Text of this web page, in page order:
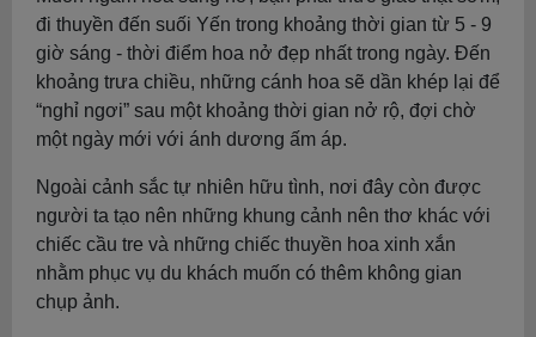
đi thuyền đến suối Yến trong khoảng thời gian từ 5 - 9
giờ sáng - thời điểm hoa nở đẹp nhất trong ngày. Đến
khoảng trưa chiều, những cánh hoa sẽ dần khép lại để
“nghỉ ngơi” sau một khoảng thời gian nở rộ, đợi chờ
một ngày mới với ánh dương ấm áp.
Ngoài cảnh sắc tự nhiên hữu tình, nơi đây còn được
người ta tạo nên những khung cảnh nên thơ khác với
chiếc cầu tre và những chiếc thuyền hoa xinh xắn
nhằm phục vụ du khách muốn có thêm không gian
chụp ảnh.